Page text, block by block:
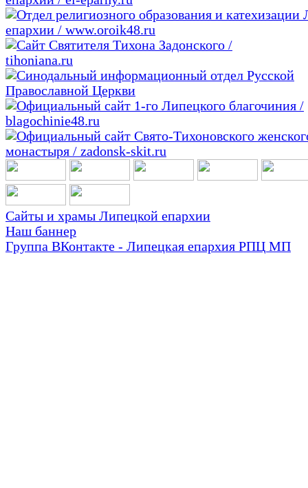
Сайты и храмы Липецкой епархии
Наш баннер
Группа ВКонтакте - Липецкая епархия РПЦ МП